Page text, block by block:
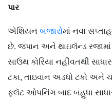
પાર
એશિયન બજારોમાં નવા
છે. જપાન અને થાઇલૅન્ડ રજામાં
સાઉથ કોરિયા નહીંવતથી
ટકા, તાઇવાન અડધો ટકો અને
ફ્લૅટ ઓપનિંગ બાદ બહુધા